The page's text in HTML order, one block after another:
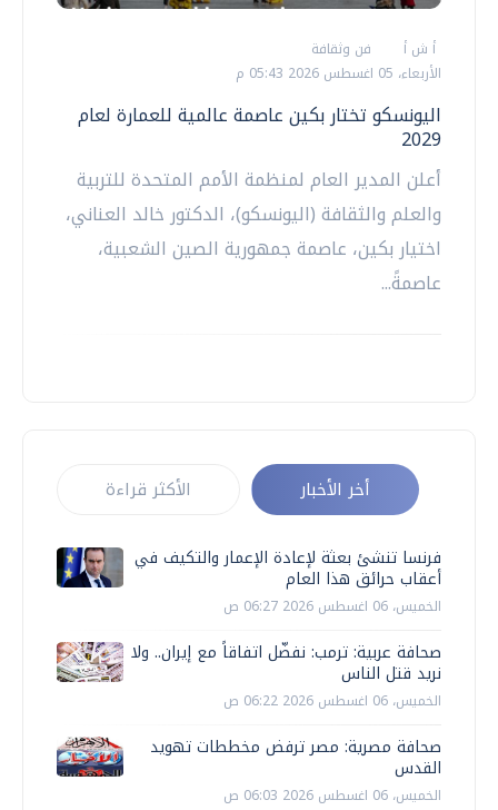
أ ش أ
فن وثقافة
الأربعاء، 05 اغسطس 2026 05:43 م
اليونسكو تختار بكين عاصمة عالمية للعمارة لعام
2029
أعلن المدير العام لمنظمة الأمم المتحدة للتربية
والعلم والثقافة (اليونسكو)، الدكتور خالد العناني،
اختيار بكين، عاصمة جمهورية الصين الشعبية،
عاصمةً...
أخر الأخبار الأكثر قراءة
فرنسا تنشئ بعثة لإعادة الإعمار والتكيف في
أعقاب حرائق هذا العام
الخميس، 06 اغسطس 2026 06:27 ص
صحافة عربية: ترمب: نفضّل اتفاقاً مع إيران.. ولا
نريد قتل الناس
الخميس، 06 اغسطس 2026 06:22 ص
صحافة مصرية: مصر ترفض مخططات تهويد
القدس
الخميس، 06 اغسطس 2026 06:03 ص